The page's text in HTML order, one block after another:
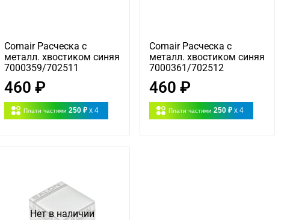
Comair Расческа с
металл. хвостиком синяя
7000359/702511
460 ₽
Плати частями 250 ₽ x 4
Comair Расческа с
металл. хвостиком синяя
7000361/702512
460 ₽
Плати частями 250 ₽ x 4
Нет в наличии